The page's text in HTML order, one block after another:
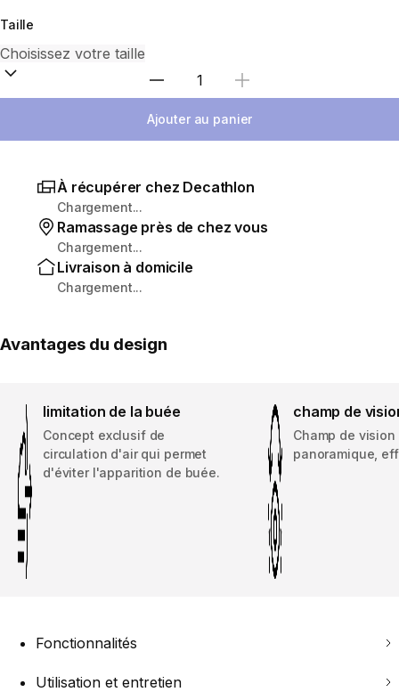
Taille
Sélectionnez la quantité
Ajouter au panier
À récupérer chez Decathlon
Chargement...
Ramassage près de chez vous
Chargement...
Livraison à domicile
Chargement...
Avantages du design
limitation de la buée
Concept exclusif de
circulation d'air qui permet
d'éviter l'apparition de buée.
champ de
Champ de vision
panoramique,
Fonctionnalités
Utilisation et entretien